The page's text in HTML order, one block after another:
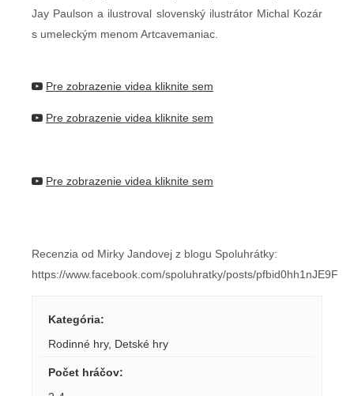
Jay Paulson a ilustroval slovenský ilustrátor Michal Kozár
s umeleckým menom Artcavemaniac.
Pre zobrazenie videa kliknite sem
Pre zobrazenie videa kliknite sem
Pre zobrazenie videa kliknite sem
Recenzia od Mirky Jandovej z blogu Spoluhrátky:
https://www.facebook.com/spoluhratky/posts/
Kategória:
Rodinné hry, Detské hry
Počet hráčov: